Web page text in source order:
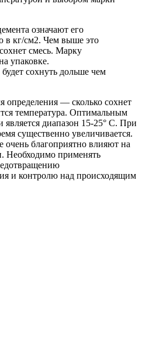
означают его
в кг/см2. Чем выше это
смесь. Марку
упаковке.
сохнуть дольше чем
— сколько сохнет
температура. Оптимальным
является диапазон 15-25° C. При
существенно увеличивается.
очень благоприятно влияют на
Необходимо применять
и контролю над происходящим